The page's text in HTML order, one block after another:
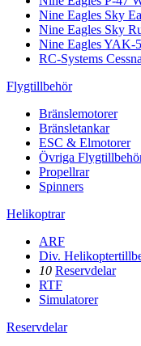
Nine Eagles Sky
Nine Eagles Sky
Nine Eagles YAK-
RC-Systems
Flygtillbehör
Bränslemotorer
Bränsletankar
ESC & Elmotorer
Övriga
Propellrar
Spinners
Helikoptrar
ARF
Div.
10 Reservdelar
RTF
Simulatorer
Reservdelar